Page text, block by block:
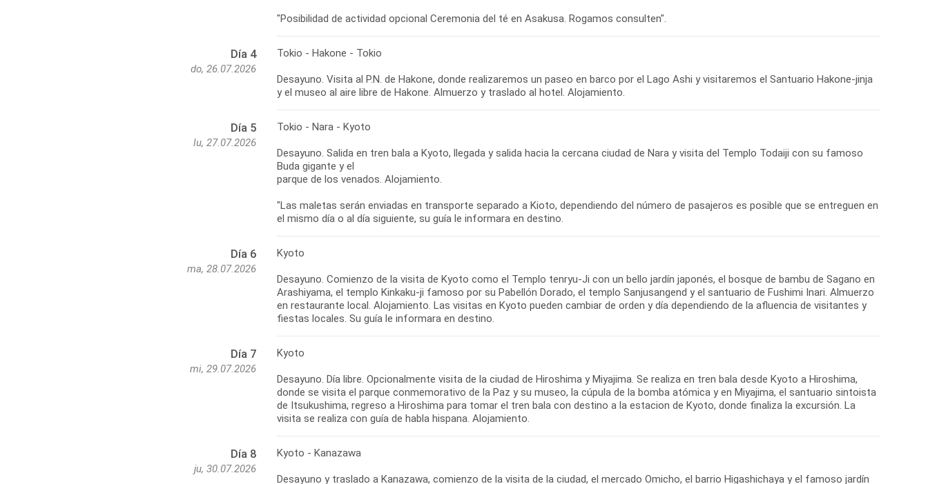
"Posibilidad de actividad opcional Ceremonia del té en Asakusa. Rogamos consulten".
Día 4
do, 26.07.2026
Tokio - Hakone - Tokio
Desayuno. Visita al P.N. de Hakone, donde realizaremos un paseo en barco por el Lago Ashi y visitaremos el Santuario Hakone-jinja
y el museo al aire libre de Hakone. Almuerzo y traslado al hotel. Alojamiento.
Día 5
lu, 27.07.2026
Tokio - Nara - Kyoto
Desayuno. Salida en tren bala a Kyoto, llegada y salida hacia la cercana ciudad de Nara y visita del Templo Todaiji con su famoso
Buda gigante y el
parque de los venados. Alojamiento.
"Las maletas serán enviadas en transporte separado a Kioto, dependiendo del número de pasajeros es posible que se entreguen en
el mismo día o al día siguiente, su guía le informara en destino.
Día 6
ma, 28.07.2026
Kyoto
Desayuno. Comienzo de la visita de Kyoto como el Templo tenryu-Ji con un bello jardín japonés, el bosque de bambu de Sagano en
Arashiyama, el templo Kinkaku-ji famoso por su Pabellón Dorado, el templo Sanjusangend y el santuario de Fushimi Inari. Almuerzo
en restaurante local. Alojamiento. Las visitas en Kyoto pueden cambiar de orden y día dependiendo de la afluencia de visitantes y
fiestas locales. Su guía le informara en destino.
Día 7
mi, 29.07.2026
Kyoto
Desayuno. Día libre. Opcionalmente visita de la ciudad de Hiroshima y Miyajima. Se realiza en tren bala desde Kyoto a Hiroshima,
donde se visita el parque conmemorativo de la Paz y su museo, la cúpula de la bomba atómica y en Miyajima, el santuario sintoista
de Itsukushima, regreso a Hiroshima para tomar el tren bala con destino a la estacion de Kyoto, donde finaliza la excursión. La
visita se realiza con guía de habla hispana. Alojamiento.
Día 8
ju, 30.07.2026
Kyoto - Kanazawa
Desayuno y traslado a Kanazawa, comienzo de la visita de la ciudad, el mercado Omicho, el barrio Higashichaya y el famoso jardín